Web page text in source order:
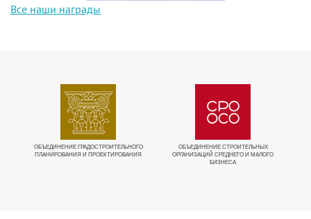
Все наши награды
ОБЪЕДИНЕНИЕ ГРАДОСТРОИТЕЛЬНОГО
ПЛАНИРОВАНИЯ И ПРОЕКТИРОВАНИЯ
ОБЪЕДИНЕНИЕ СТРОИТЕЛЬНЫХ
ОРГАНИЗАЦИЙ СРЕДНЕГО И МАЛОГО
БИЗНЕСА